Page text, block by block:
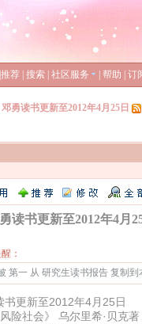
推荐 搜索 社区服务 帮助 订
邓勇读书更新至2012年4月25日
读书更新至2012年4月
：
第一 从 研究生读书报告 复制
书更新至2012年4月25日
险社会》 乌尔里希·贝克